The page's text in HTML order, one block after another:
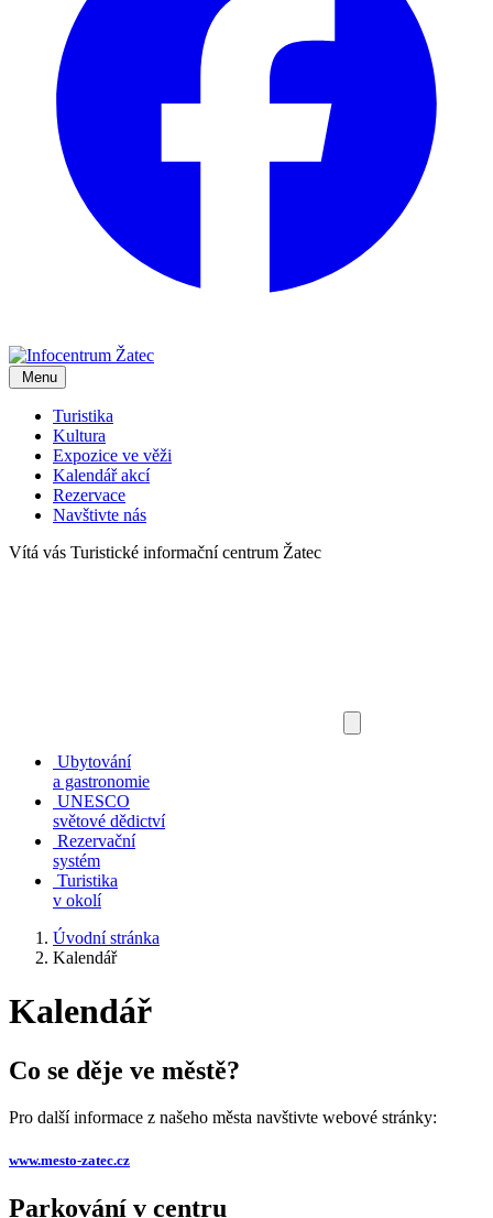
Menu
Turistika
Kultura
Expozice ve věži
Kalendář akcí
Rezervace
Navštivte nás
Vítá vás Turistické informační centrum Žatec
Ubytování
a gastronomie
UNESCO
světové dědictví
Rezervační
systém
Turistika
v okolí
Úvodní stránka
Kalendář
Kalendář
Co se děje ve městě?
Pro další informace z našeho města navštivte webové stránky:
www.mesto-zatec.cz
Parkování v centru